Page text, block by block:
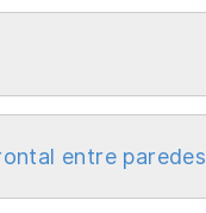
entre paredes